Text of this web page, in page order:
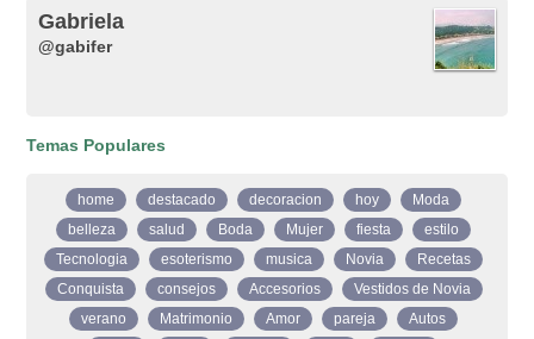
Gabriela
@gabifer
Temas Populares
home destacado decoracion hoy
Moda
belleza
salud Boda Mujer fiesta
estilo
Tecnologia
esoterismo musica Novia
Recetas
Conquista
consejos Accesorios
Vestidos de Novia
verano
Matrimonio Amor pareja
Autos